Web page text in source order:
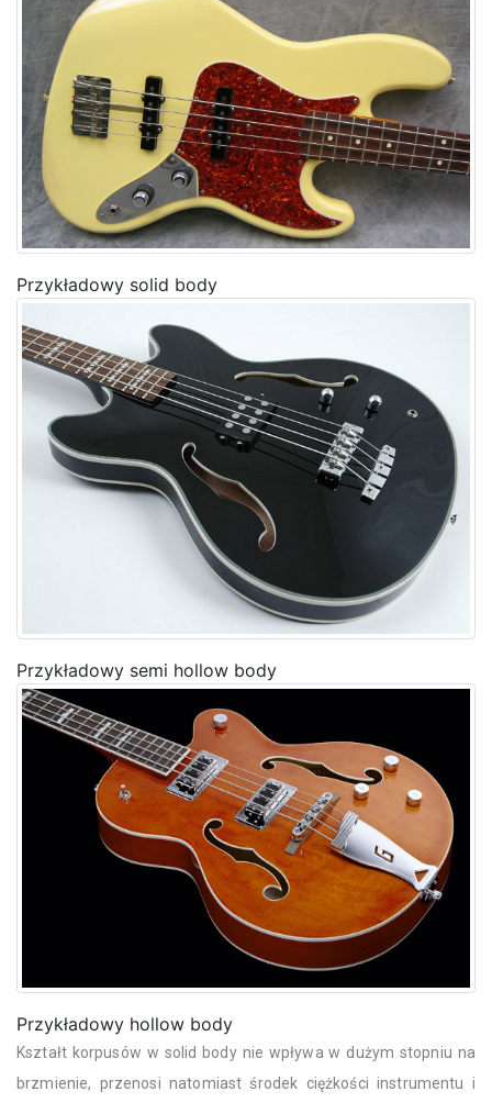
Przykładowy solid body
Przykładowy semi hollow body
Przykładowy hollow body
Kształt korpusów w solid body nie wpływa w dużym stopniu na
brzmienie, przenosi natomiast środek ciężkości instrumentu i